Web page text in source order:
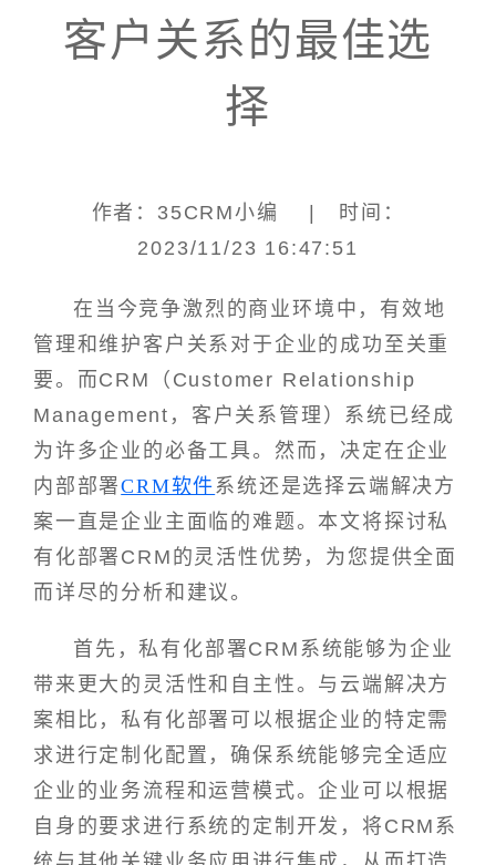
客户关系的最佳选
择
作者：35CRM小编 | 时间：
2023/11/23 16:47:51
在当今竞争激烈的商业环境中，有效地
管理和维护客户关系对于企业的成功至关重
要。而CRM（Customer Relationship
Management，客户关系管理）系统已经成
为许多企业的必备工具。然而，决定在企业
内部部署CRM软件 系统还是选择云端解决方
案一直是企业主面临的难题。本文将探讨私
有化部署CRM的灵活性优势，为您提供全面
而详尽的分析和建议。
首先，私有化部署CRM系统能够为企业
带来更大的灵活性和自主性。与云端解决方
案相比，私有化部署可以根据企业的特定需
求进行定制化配置，确保系统能够完全适应
企业的业务流程和运营模式。企业可以根据
自身的要求进行系统的定制开发，将CRM系